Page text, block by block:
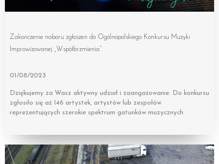
Zakończenie naboru zgłoszeń do Ogólnopolskiego Konkursu Muzyki
Improwizowanej „Współbrzmienia”
01/08/2023
Dziękujemy za Wasz aktywny udział i zaangażowanie. Do konkursu
zgłosiło się aż 146 artystek, artystów lub zespołów
reprezentujących szerokie spektrum gatunków muzycznych.